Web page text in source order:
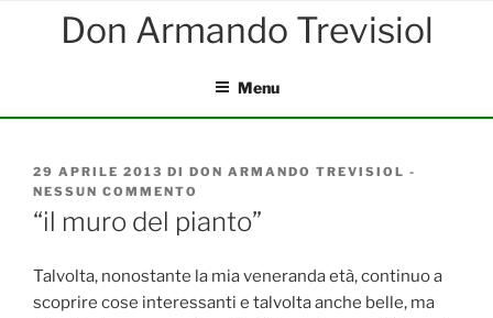
Menu
PUBBLICATO
IL
29 APRILE 2013 DI DON ARMANDO TREVISIOL -
NESSUN COMMENTO
MURO
PIANTO”
“il muro del pianto”
Talvolta, nonostante la mia veneranda età, continuo a
scoprire cose interessanti e talvolta anche belle, ma